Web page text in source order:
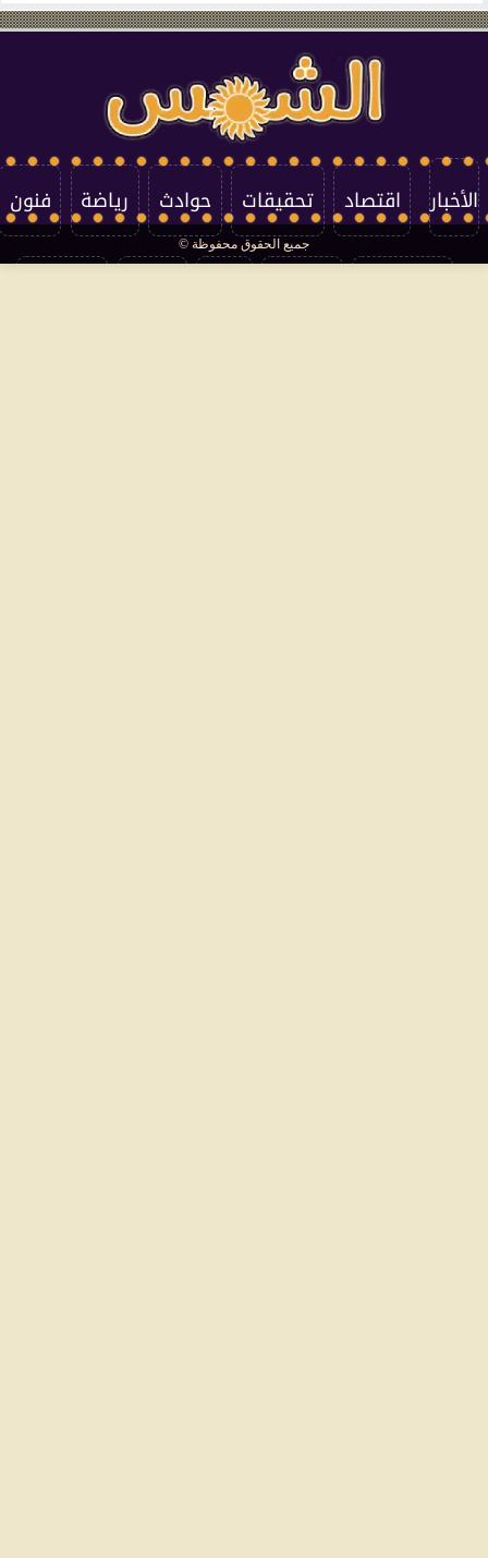
الأخبار اقتصاد تحقيقات حوادث رياضة فنون
جميع الحقوق محفوظة ©